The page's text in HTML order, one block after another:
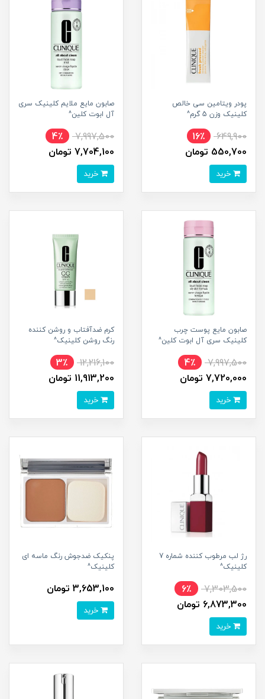
پودر ویتامین سی خالص
کلینیک وزن 5 گرم^
649,900
16٪
550,700 تومان
صابون مایع ملایم کلینیک سری
آل ابوت کلین^
7,997,500
4٪
7,704,100 تومان
صابون مایع پوست چرب
کلینیک سری آل ابوت کلین^
7,997,500
4٪
7,720,000 تومان
کرم ضدآفتاب و روشن کننده
رنگ روشن کلینیک^
12,216,100
3٪
11,913,200 تومان
رژ لب مرطوب کننده شماره 7
کلینیک^
7,303,500
6٪
6,873,300 تومان
پنکیک ضدجوش رنگ ماسه ای
کلینیک^
3,653,100 تومان